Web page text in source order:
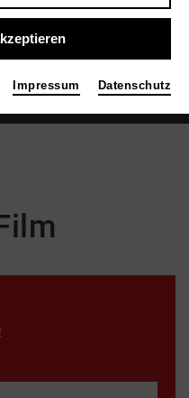
Impressum Datenschutz